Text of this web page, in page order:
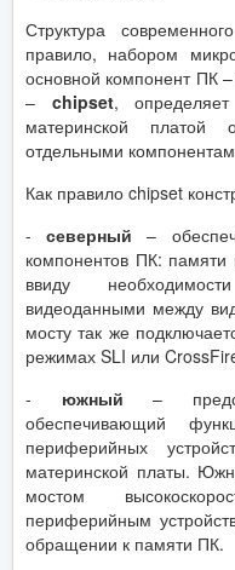
Структура
правило, набором
основной компонент ПК
– chipset, определяет
материнской платой
отдельными
Как правило chipset
-северный –
компонентов ПК:
ввиду
видеоданными между
мосту так же
режимах SLI или
- южный –
обеспечивающий
периферийных
материнской платы.
мостом
периферийным
обращении к памяти ПК.